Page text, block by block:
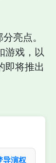
亮点。
游戏，以
即将推出
导演权